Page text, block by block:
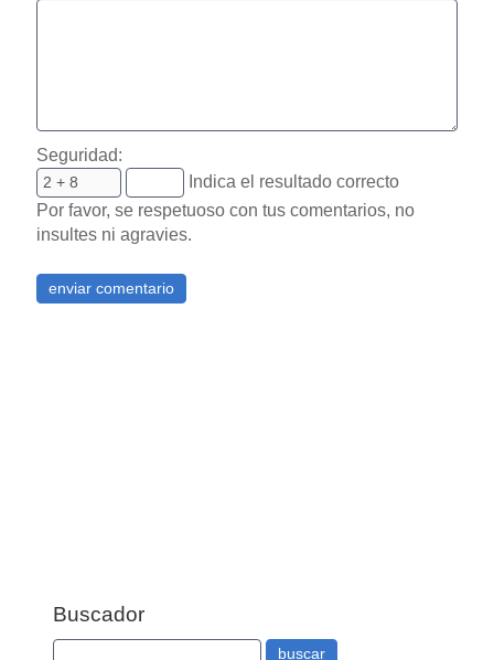
Seguridad:
Indica el resultado correcto
Por favor, se respetuoso con tus comentarios, no
insultes ni agravies.
Buscador